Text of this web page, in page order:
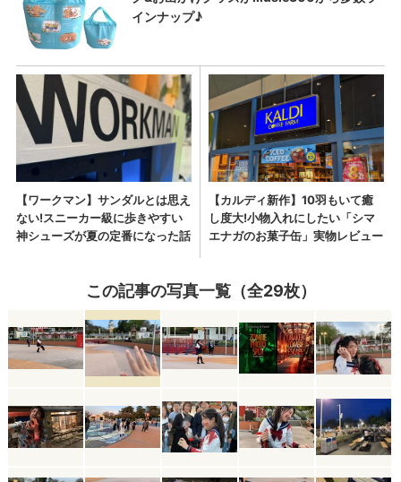
この記事の写真一覧（全29枚）